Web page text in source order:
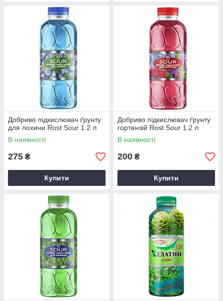
Добриво підкислювач ґрунту
для лохини Rost Sour 1.2 л
В наявності
275 ₴
Купити
Добриво підкислювач ґрунту
гортензій Rost Sour 1.2 л
В наявності
200 ₴
Купити